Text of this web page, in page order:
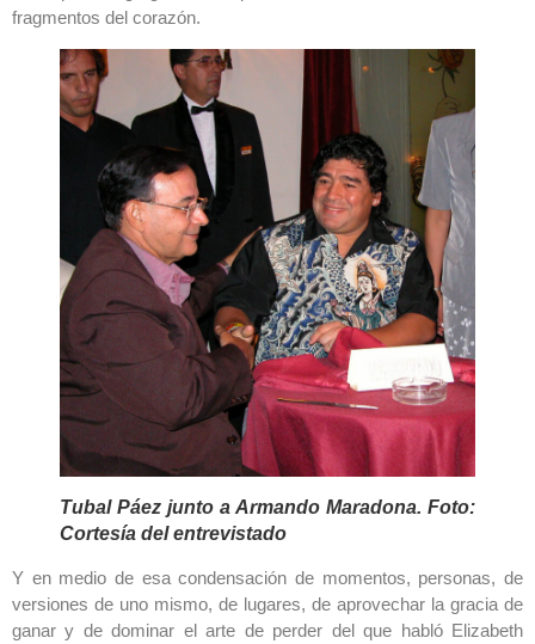
fragmentos del corazón.
Tubal Páez junto a Armando Maradona. Foto:
Cortesía del entrevistado
Y en medio de esa condensación de momentos, personas, de
versiones de uno mismo, de lugares, de aprovechar la gracia de
ganar y de dominar el arte de perder del que habló Elizabeth